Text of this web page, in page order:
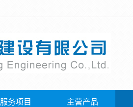
服务项目 主营产品